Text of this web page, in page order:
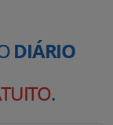
DIÁRIO
.